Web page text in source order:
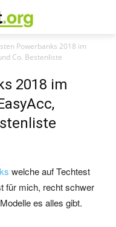
Powerbanks 2018 im
Co. Bestenliste
2018 im
welche auf Techtest
für mich, recht schwer
es alles gibt.